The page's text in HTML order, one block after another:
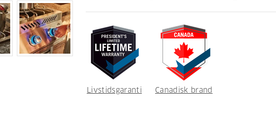
Livstidsgaranti Canadisk brand